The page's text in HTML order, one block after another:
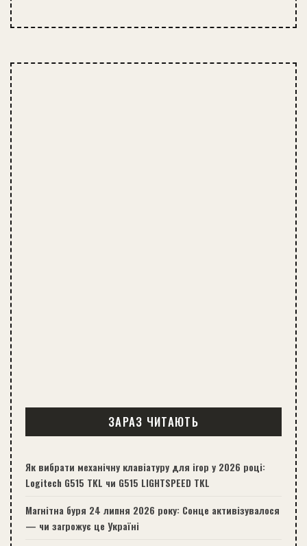
ЗАРАЗ ЧИТАЮТЬ
Як вибрати механічну клавіатуру для ігор у 2026 році:
Logitech G515 TKL чи G515 LIGHTSPEED TKL
Магнітна буря 24 липня 2026 року: Сонце активізувалося
— чи загрожує це Україні